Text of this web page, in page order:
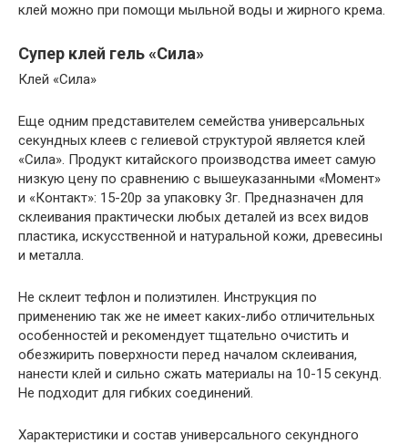
клей можно при помощи мыльной воды и жирного крема.
Супер клей гель «Сила»
Клей «Сила»
Еще одним представителем семейства универсальных
секундных клеев с гелиевой структурой является клей
«Сила». Продукт китайского производства имеет самую
низкую цену по сравнению с вышеуказанными «Момент»
и «Контакт»: 15-20р за упаковку 3г. Предназначен для
склеивания практически любых деталей из всех видов
пластика, искусственной и натуральной кожи, древесины
и металла.
Не склеит тефлон и полиэтилен. Инструкция по
применению так же не имеет каких-либо отличительных
особенностей и рекомендует тщательно очистить и
обезжирить поверхности перед началом склеивания,
нанести клей и сильно сжать материалы на 10-15 секунд.
Не подходит для гибких соединений.
Характеристики и состав универсального секундного